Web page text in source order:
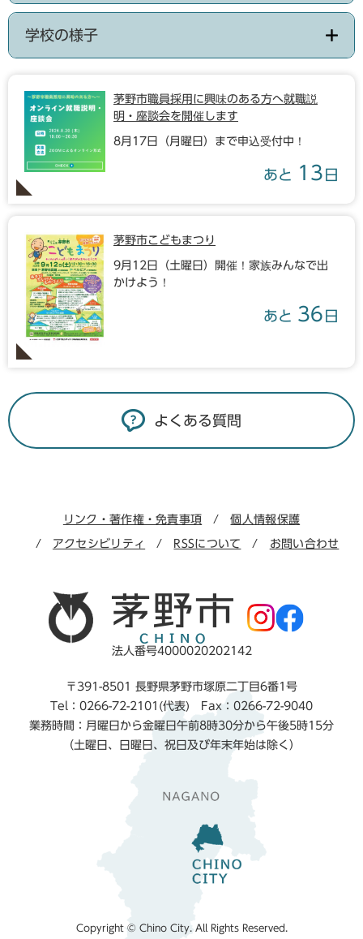
学校の様子
茅野市職員採用に興味のある方へ就職説
明・座談会を開催します
8月17日（月曜日）まで申込受付中！
あと 13 日
茅野市こどもまつり
9月12日（土曜日）開催！家族みんなで出
かけよう！
あと 36 日
よくある質問
リンク・著作権・免責事項 個人情報保護
アクセシビリティ RSSについて お問い合わせ
法人番号4000020202142
〒391-8501 長野県茅野市塚原二丁目6番1号
Tel：0266-72-2101(代表) Fax：0266-72-9040
業務時間：月曜日から金曜日午前8時30分から午後5時15分
（土曜日、日曜日、祝日及び年末年始は除く）
Copyright © Chino City. All Rights Reserved.